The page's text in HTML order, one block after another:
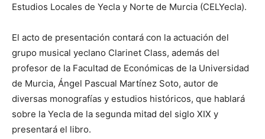
Estudios Locales de Yecla y Norte de Murcia (CELYecla).
El acto de presentación contará con la actuación del
grupo musical yeclano Clarinet Class, además del
profesor de la Facultad de Económicas de la Universidad
de Murcia, Ángel Pascual Martínez Soto, autor de
diversas monografías y estudios históricos, que hablará
sobre la Yecla de la segunda mitad del siglo XIX y
presentará el libro.